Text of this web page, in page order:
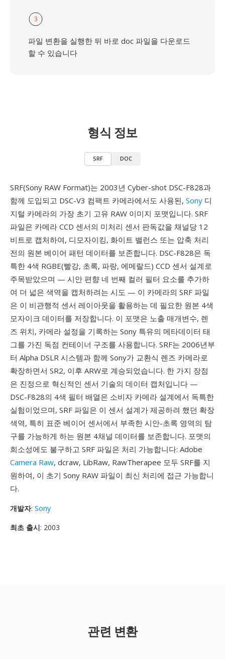
3
파일 변환을 실행한 뒤 바로 doc 파일을 다운로드
할 수 있습니다
형식 정보
SRF DOC
SRF(Sony RAW Format)는 2003년 Cyber-shot DSC-F828과
함께 도입되고 DSC-V3 컴팩트 카메라에서도 사용된, Sony 디
지털 카메라의 가장 초기 고유 RAW 이미지 포맷입니다. SRF
파일은 카메라 CCD 센서의 미처리 센서 판독값을 채널당 12
비트로 캡처하여, 디모자이킹, 화이트 밸런스 또는 압축 처리
전의 원본 베이어 패턴 데이터를 보존합니다. DSC-F828은 독
특한 4색 RGBE(빨강, 초록, 파랑, 에메랄드) CCD 센서 설계로
주목받았으며 — 시안 편향 네 번째 컬러 필터 요소를 추가하
여 더 넓은 색역을 캡처하려는 시도 — 이 카메라의 SRF 파일
은 이 비관행적 센서 레이아웃을 활용하는 데 필요한 원본 4색
모자이크 데이터를 저장합니다. 이 포맷은 노출 매개변수, 렌
즈 위치, 카메라 설정을 기록하는 Sony 특유의 메타데이터 태
그를 가진 독점 컨테이너 구조를 사용합니다. SRF는 2006년부
터 Alpha DSLR 시스템과 함께 Sony가 교환식 렌즈 카메라로
확장하면서 SR2, 이후 ARW로 계승되었습니다. 한 가지 장점
은 진정으로 혁신적인 센서 기술의 데이터 캡처입니다 —
DSC-F828의 4색 필터 배열은 소비자 카메라 설계에서 독특한
실험이었으며, SRF 파일은 이 센서 설계가 제공하려 했던 확장
색역, 특히 표준 베이어 센서에서 부족한 시안-초록 영역의 탐
구를 가능하게 하는 원본 4채널 데이터를 보존합니다. 포맷의
희소성에도 불구하고 SRF 파일은 처리 가능합니다: Adobe
Camera Raw, dcraw, LibRaw, RawTherapee 모두 SRF를 지
원하여, 이 초기 Sony RAW 파일이 최신 처리에 접근 가능합니
다.
개발자: Sony
최초 출시: 2003
관련 변환